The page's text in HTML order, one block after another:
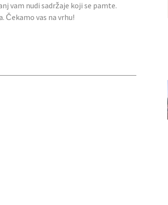
vam nudi sadržaje koji se pamte.
Čekamo vas na vrhu!